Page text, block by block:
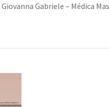
Gabriele – Médica